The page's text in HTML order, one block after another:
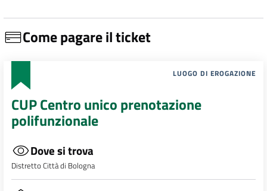
Come pagare il ticket
LUOGO DI EROGAZIONE
CUP Centro unico prenotazione
polifunzionale
Dove si trova
Distretto Città di Bologna